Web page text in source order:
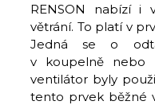
RENSON nabízí i
větrání. To platí v
Jedná se o
v koupelně nebo
ventilátor byly
tento prvek běžné